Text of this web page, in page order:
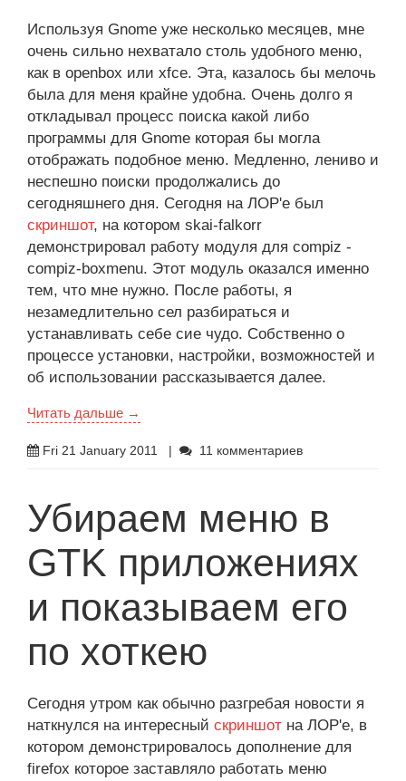
Используя Gnome уже несколько месяцев, мне
очень сильно нехватало столь удобного меню,
как в openbox или xfce. Эта, казалось бы мелочь
была для меня крайне удобна. Очень долго я
откладывал процесс поиска какой либо
программы для Gnome которая бы могла
отображать подобное меню. Медленно, лениво и
неспешно поиски продолжались до
сегодняшнего дня. Сегодня на ЛОР'е был
скриншот, на котором skai-falkorr
демонстрировал работу модуля для compiz -
compiz-boxmenu. Этот модуль оказался именно
тем, что мне нужно. После работы, я
незамедлительно сел разбираться и
устанавливать себе сие чудо. Собственно о
процессе установки, настройки, возможностей и
об использовании рассказывается далее.
Читать дальше →
Fri 21 January 2011 11 комментариев
Убираем меню в
GTK приложениях
и показываем его
по хоткею
Сегодня утром как обычно разгребая новости я
наткнулся на интересный скриншот на ЛОР'е, в
котором демонстрировалось дополнение для
firefox которое заставляло работать меню